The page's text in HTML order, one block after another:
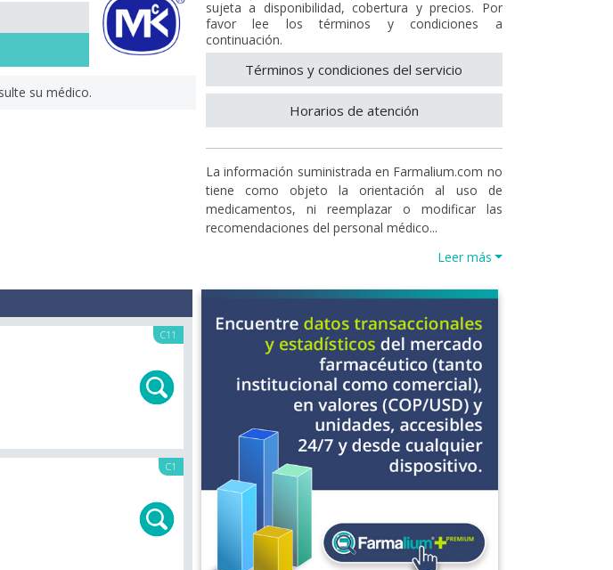
su médico.
sujeta a disponibilidad, cobertura y precios. Por
favor lee los términos y condiciones a
continuación.
Términos y condiciones del servicio
Horarios de atención
La información suministrada en Farmalium.com no
tiene como objeto la orientación al uso de
medicamentos, ni reemplazar o modificar las
recomendaciones del personal médico...
Leer más
C11
C1